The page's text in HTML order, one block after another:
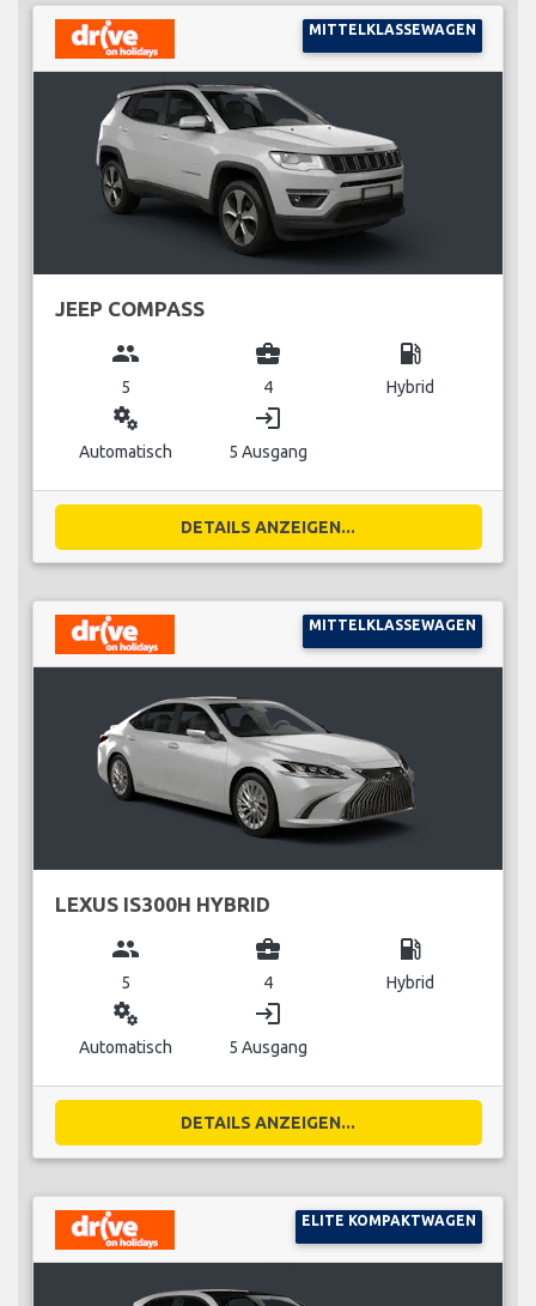
MITTELKLASSEWAGEN
JEEP COMPASS
group
5
business_center
4
local_gas_station
Hybrid
miscellaneous_services
Automatisch
login
5 Ausgang
DETAILS ANZEIGEN...
MITTELKLASSEWAGEN
LEXUS IS300H HYBRID
group
5
business_center
4
local_gas_station
Hybrid
miscellaneous_services
Automatisch
login
5 Ausgang
DETAILS ANZEIGEN...
ELITE KOMPAKTWAGEN